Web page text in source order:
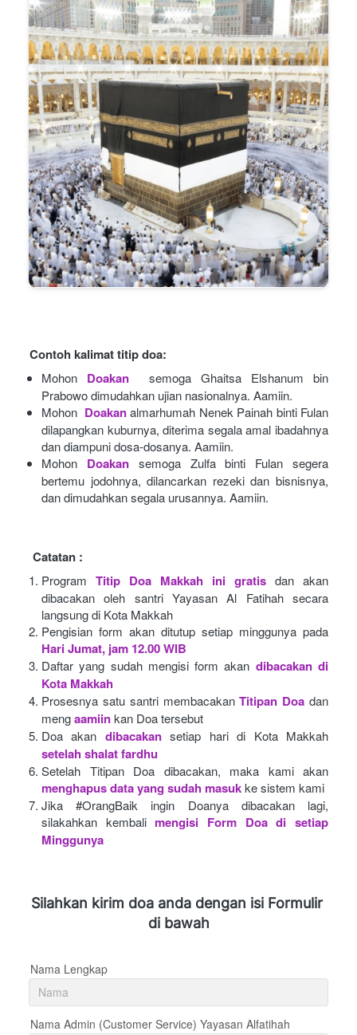
Contoh kalimat titip doa:
Mohon Doakan
semoga Ghaitsa Elshanum bin
Prabowo dimudahkan ujian nasionalnya. Aamiin.
Mohon Doakan almarhumah Nenek Painah binti Fulan
dilapangkan kuburnya, diterima segala amal ibadahnya
dan diampuni dosa-dosanya. Aamiin.
Mohon
Doakan semoga Zulfa binti Fulan segera
bertemu jodohnya, dilancarkan rezeki dan bisnisnya,
dan dimudahkan segala urusannya. Aamiin.
Catatan :
Program Titip Doa Makkah ini gratis dan akan
dibacakan oleh santri Yayasan Al Fatihah secara
langsung di Kota Makkah
Pengisian form akan ditutup setiap minggunya pada
Hari Jumat, jam 12.00 WIB
Daftar yang sudah mengisi form akan dibacakan di
Kota Makkah
Prosesnya satu santri membacakan Titipan Doa dan
mengaamiinkan Doa tersebut
Doa akan dibacakan setiap hari di Kota Makkah
setelah shalat fardhu
Setelah Titipan Doa dibacakan, maka kami akan
menghapus data yang sudah masukke sistem kami
Jika #OrangBaik ingin Doanya dibacakan lagi,
silakahkan kembali mengisi Form Doa di setiap
Minggunya
Silahkan kirim doa anda dengan isi Formulir
di bawah
Nama Lengkap
Nama Admin (Customer Service) Yayasan Alfatihah